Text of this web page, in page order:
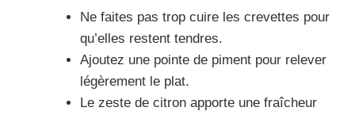
Ne faites pas trop cuire les crevettes pour
qu’elles restent tendres.
Ajoutez une pointe de piment pour relever
légèrement le plat.
Le zeste de citron apporte une fraîcheur